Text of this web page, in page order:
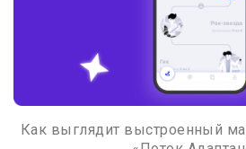
Как выглядит выстроенный